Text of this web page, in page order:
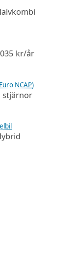
kr/år
NCAP)
stjärnor